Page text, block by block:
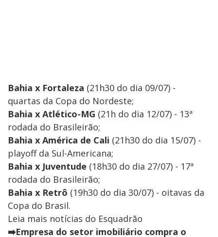
Bahia x Fortaleza (21h30 do dia 09/07) -
quartas da Copa do Nordeste;
Bahia x Atlético-MG (21h do dia 12/07) - 13ª
rodada do Brasileirão;
Bahia x América de Cali (21h30 do dia 15/07) -
playoff da Sul-Americana;
Bahia x Juventude (18h30 do dia 27/07) - 17ª
rodada do Brasileirão;
Bahia x Retrô (19h30 do dia 30/07) - oitavas da
Copa do Brasil.
Leia mais notícias do Esquadrão
➡️Empresa do setor imobiliário compra o